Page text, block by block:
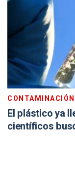
CONTAMINACIÓN
El plástico ya
científicos